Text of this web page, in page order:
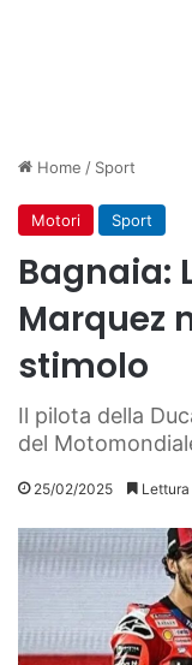
Home / Sport
Motori Sport
Bagnaia:
Marquez
stimolo
Il pilota della
del
25/02/2025